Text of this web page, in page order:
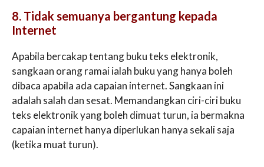
8. Tidak semuanya bergantung kepada
Internet
Apabila bercakap tentang buku teks elektronik,
sangkaan orang ramai ialah buku yang hanya boleh
dibaca apabila ada capaian internet. Sangkaan ini
adalah salah dan sesat. Memandangkan ciri-ciri buku
teks elektronik yang boleh dimuat turun, ia bermakna
capaian internet hanya diperlukan hanya sekali saja
(ketika muat turun).